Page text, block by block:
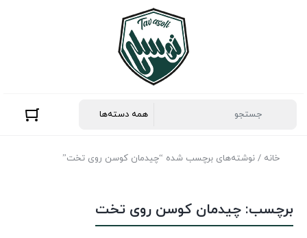
خانه / نوشته‌های برچسب شده “چیدمان کوسن‌ روی تخت”
برچسب: چیدمان کوسن‌ روی تخت